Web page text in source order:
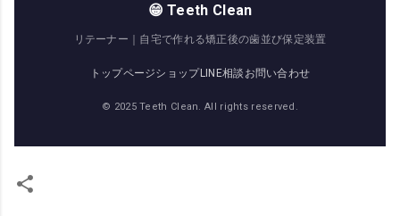
😁 Teeth Clean
リテーナー｜自宅で作れる矯正後の歯並び保定装置
トップページショップLINE相談 お問い合わせ
© 2025 Teeth Clean. All rights reserved.